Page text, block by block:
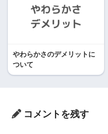
やわらかさのデメリットに
ついて
コメントを残す